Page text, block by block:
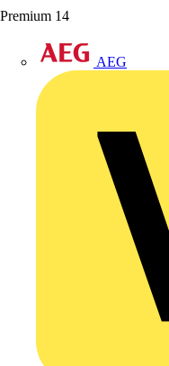
Premium 14
AEG